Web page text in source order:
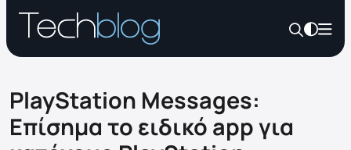
PlayStation Messages:
Επίσημα το ειδικό app για